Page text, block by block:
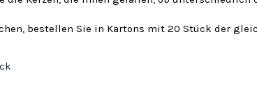
bestellen Sie in Kartons mit 20 Stück der